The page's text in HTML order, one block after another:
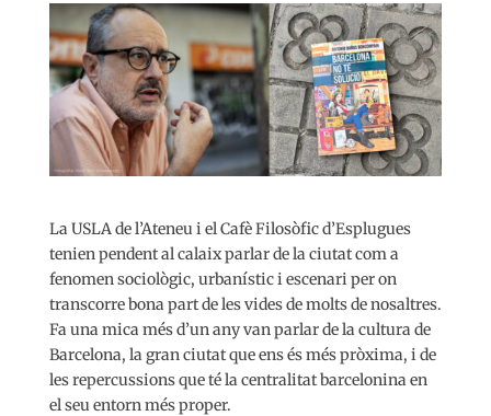
La USLA de l’Ateneu i el Cafè Filosòfic d’Esplugues
tenien pendent al calaix parlar de la ciutat com a
fenomen sociològic, urbanístic i escenari per on
transcorre bona part de les vides de molts de nosaltres.
Fa una mica més d’un any van parlar de la cultura de
Barcelona, la gran ciutat que ens és més pròxima, i de
les repercussions que té la centralitat barcelonina en
el seu entorn més proper.